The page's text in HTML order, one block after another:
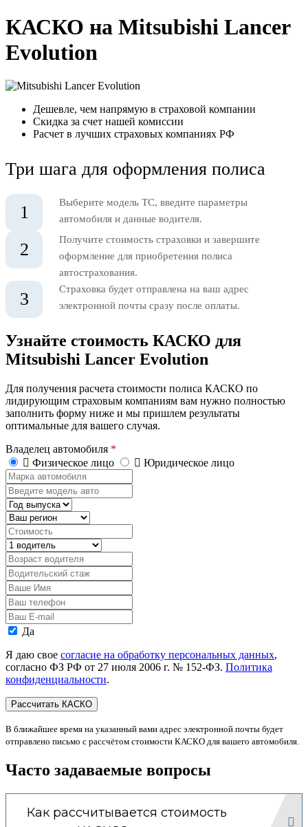
КАСКО на Mitsubishi Lancer
Evolution
Дешевле, чем напрямую в страховой компании
Скидка за счет нашей комиссии
Расчет в лучших страховых компаниях РФ
Три шага для оформления полиса
1
Выберите модель ТС, введите параметры
автомобиля и данные водителя.
2
Получите стоимость страховки и завершите
оформление для приобретения полиса
автострахования.
3
Страховка будет отправлена на ваш адрес
электронной почты сразу после оплаты.
Узнайте стоимость КАСКО для
Mitsubishi Lancer Evolution
Для получения расчета стоимости полиса КАСКО по
лидирующим страховым компаниям вам нужно полностью
заполнить форму ниже и мы пришлем результаты
оптимальные для вашего случая.
Владелец автомобиля *
Физическое лицо
Юридическое лицо
Марка
автомобиля
Введите
модель
авто
Год
выпуска
Регион
Стоимость,
руб.
Водитель
Возраст
водителя
Водительский
стаж
Ваше
Имя
Ваш
телефон
Ваш
E-
mail
Персональные
Да
Я даю свое согласие на обработку персональных данных,
согласно ФЗ РФ от 27 июля 2006 г. № 152-ФЗ. Политика
конфиденциальности.
В ближайшее время на указанный вами адрес электронной почты будет
отправлено письмо с рассчётом стоимости КАСКО для вашего автомобиля.
Часто задаваемые вопросы
Как рассчитывается стоимость